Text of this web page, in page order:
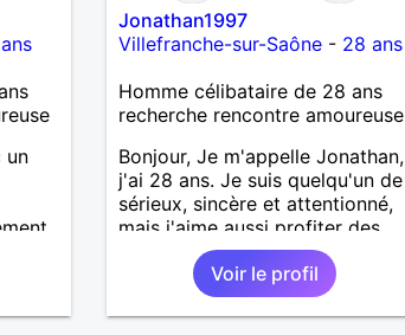
un
Jonathan1997
Villefranche-sur-Saône- 28 ans
Homme célibataire de 28 ans
recherche rencontre amoureuse
Bonjour, Je m'appelle Jonathan,
j'ai 28 ans. Je suis quelqu'un de
sérieux, sincère et attentionné,
mais j'aime aussi profiter des
bons moments de la vie avec
humour et simplicité. J'apprécie
les voyages, les découvertes,
les jeux vidéo et les moments
Voir le profil